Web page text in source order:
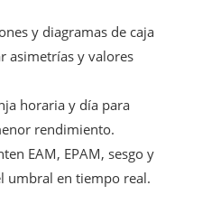
y diagramas de caja
asimetrías y valores
horaria y día para
rendimiento.
EAM, EPAM, sesgo y
umbral en tiempo real.